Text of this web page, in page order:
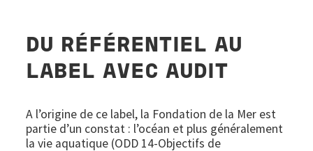
DU RÉFÉRENTIEL AU
LABEL AVEC AUDIT
A l’origine de ce label, la Fondation de la Mer est
partie d’un constat : l’océan et plus généralement
la vie aquatique (ODD 14-Objectifs de